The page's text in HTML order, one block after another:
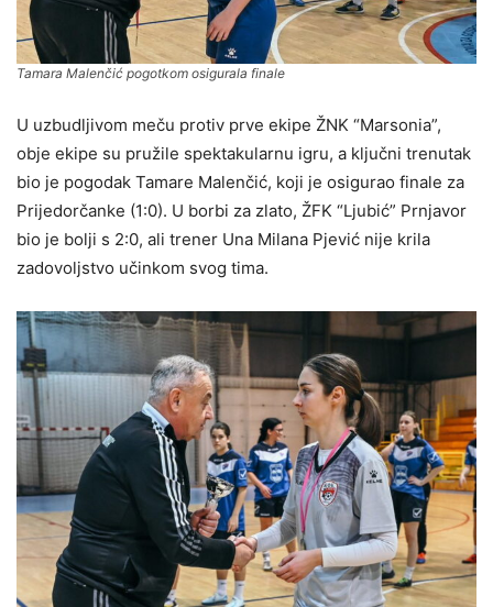
Tamara Malenčić pogotkom osigurala finale
U uzbudljivom meču protiv prve ekipe ŽNK “Marsonia”,
obje ekipe su pružile spektakularnu igru, a ključni trenutak
bio je pogodak Tamare Malenčić, koji je osigurao finale za
Prijedorčanke (1:0). U borbi za zlato, ŽFK “Ljubić” Prnjavor
bio je bolji s 2:0, ali trener Una Milana Pjević nije krila
zadovoljstvo učinkom svog tima.